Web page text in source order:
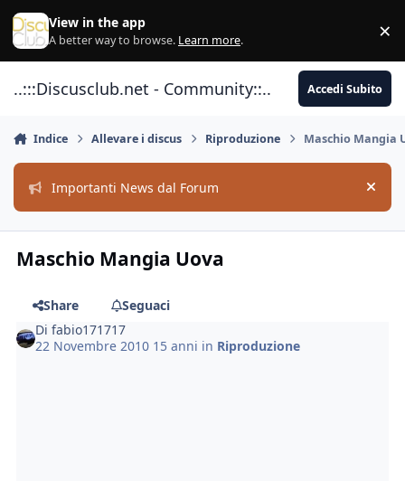
Vai al contenuto
View in the app
A better way to browse. Learn more. ×
..:::Discusclub.net - Community::.. Accedi Subito
Indice Allevare i discus Riproduzione Maschio Mangia
Importanti News dal Forum Hide
Maschio Mangia Uova
Share
Seguaci
Difabio171717
22 Novembre 2010 15 anni in Riproduzione